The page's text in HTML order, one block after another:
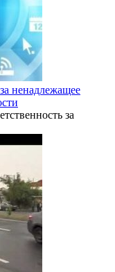
ненадлежащее
за